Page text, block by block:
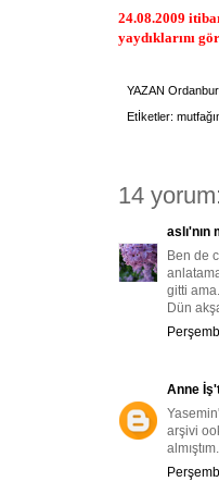
24.08.2009
yaydıklarını
YAZAN
Etİketler:
14 yorum:
aslı'nın
Ben de
gitti
Dün
Anne
arşivi